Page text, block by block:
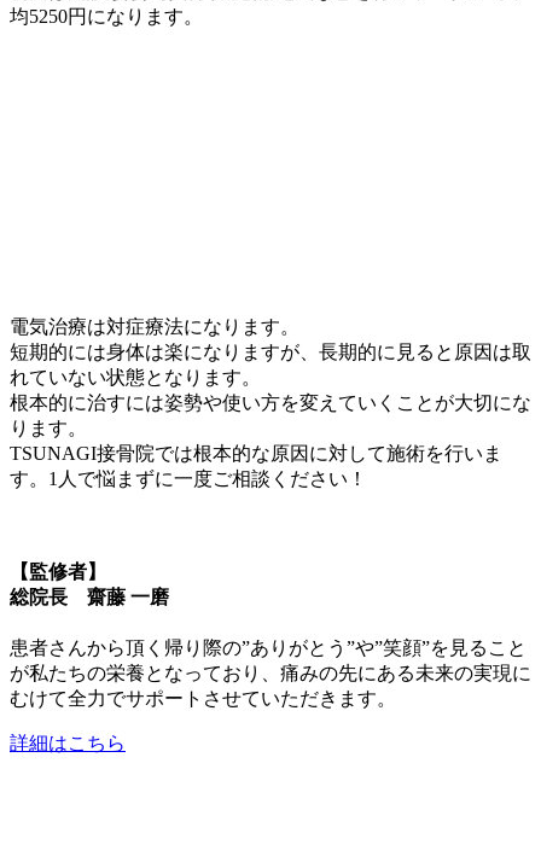
均5250円になります。
電気治療は対症療法になります。
短期的には身体は楽になりますが、長期的に見ると原因は取
れていない状態となります。
根本的に治すには姿勢や使い方を変えていくことが大切にな
ります。
TSUNAGI接骨院では根本的な原因に対して施術を行いま
す。1人で悩まずに一度ご相談ください！
【監修者】
総院長 齋藤 一磨
患者さんから頂く帰り際の”ありがとう”や”笑顔”を見ること
が私たちの栄養となっており、痛みの先にある未来の実現に
むけて全力でサポートさせていただきます。
詳細はこちら